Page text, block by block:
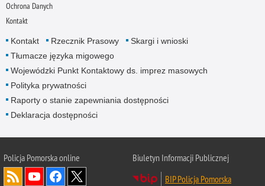
Ochrona Danych
Kontakt
Kontakt Rzecznik Prasowy
Skargi i wnioski
Tłumacze języka migowego
Wojewódzki Punkt Kontaktowy ds. imprez masowych
Polityka prywatności
Raporty o stanie zapewniania dostępności
Deklaracja dostępności
Policja Pomorska online
Biuletyn Informacji Publicznej
BIP Policja Pomorska